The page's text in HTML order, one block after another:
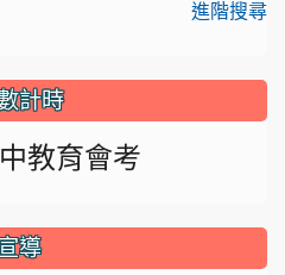
進階搜尋
計時
教育會考
導